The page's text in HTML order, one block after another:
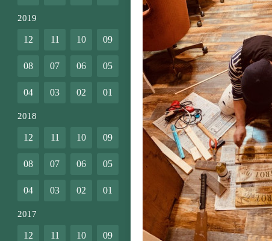
2019
12 11 10 09
08 07 06 05
04 03 02 01
2018
12 11 10 09
08 07 06 05
04 03 02 01
2017
12 11 10 09